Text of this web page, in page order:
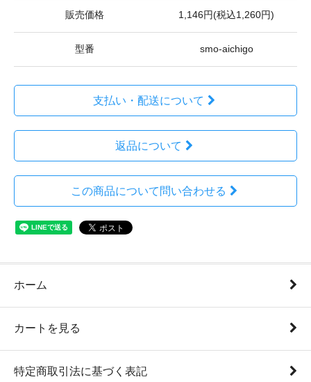
販売価格 1,146円(税込1,260円)
型番 smo-aichigo
支払い・配送について
返品について
この商品について問い合わせる
ホーム
カートを見る
特定商取引法に基づく表記